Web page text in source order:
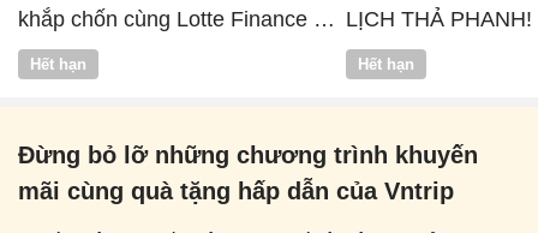
khắp chốn cùng Lotte Finance x
Vntrip
Hết hạn
LỊCH THẢ PHANH!
Hết hạn
Đừng bỏ lỡ những chương trình khuyến
mãi cùng quà tặng hấp dẫn của Vntrip